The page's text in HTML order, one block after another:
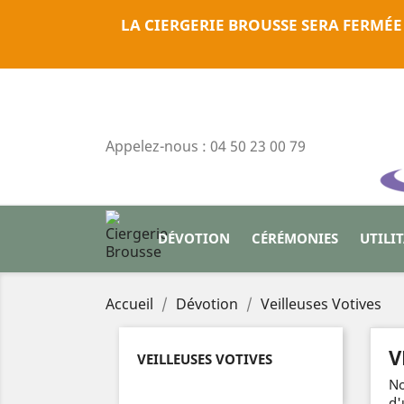
LA CIERGERIE BROUSSE SERA
Appelez-nous : 04 50 23 00 79
DÉVOTION CÉRÉMONIES
Accueil Dévotion Veilleuses Votives
VEILLEUSES VOTIVES